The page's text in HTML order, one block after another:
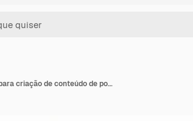
Lâmpada Swing Arm Design isolado elegante para criação de conteúdo de podcast e decoração de sala